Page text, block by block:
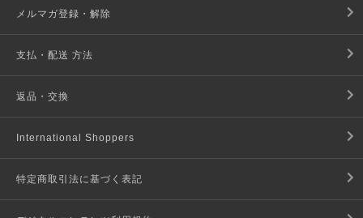
メルマガ登録・解除
支払・配送 方法
返品・交換
International Shoppers
特定商取引法に基づく表記